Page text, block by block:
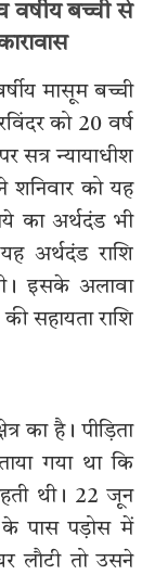
वर्षीय बच्ची से
मासूम बच्ची
को 20 वर्ष
सत्र न्यायाधीश
शनिवार को यह
का अर्थदंड भी
अर्थदंड राशि
इसके अलावा
सहायता राशि
का है। पीड़िता
गया था कि
थी। 22 जून
पास पड़ोस में
लौटी तो उसने